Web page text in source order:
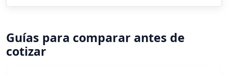
Guías para comparar antes de
cotizar